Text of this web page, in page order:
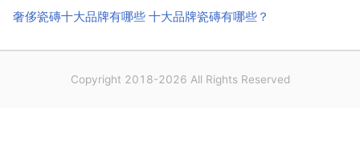
奢侈瓷磚十大品牌有哪些 十大品牌瓷磚有哪些？
Copyright 2018-2026 All Rights Reserved